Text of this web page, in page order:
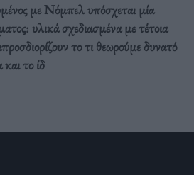
με Νόμπελ υπόσχεται μία
υλικά σχεδιασμένα με τέτοια
το τι θεωρούμε δυνατό
και το ίδ